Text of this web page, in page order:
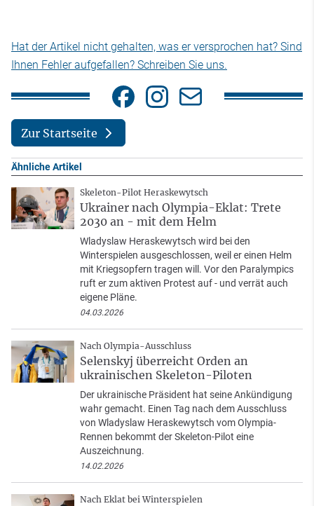
Hat der Artikel nicht gehalten, was er versprochen hat? Sind
Ihnen Fehler aufgefallen? Schreiben Sie uns.
Zur Startseite
Ähnliche Artikel
Skeleton-Pilot Heraskewytsch
Ukrainer nach Olympia-Eklat: Trete
2030 an - mit dem Helm
Wladyslaw Heraskewytsch wird bei den
Winterspielen ausgeschlossen, weil er einen Helm
mit Kriegsopfern tragen will. Vor den Paralympics
ruft er zum aktiven Protest auf - und verrät auch
eigene Pläne.
04.03.2026
Nach Olympia-Ausschluss
Selenskyj überreicht Orden an
ukrainischen Skeleton-Piloten
Der ukrainische Präsident hat seine Ankündigung
wahr gemacht. Einen Tag nach dem Ausschluss
von Wladyslaw Heraskewytsch vom Olympia-
Rennen bekommt der Skeleton-Pilot eine
Auszeichnung.
14.02.2026
Nach Eklat bei Winterspielen